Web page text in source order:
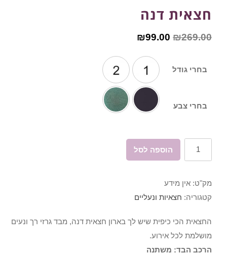
חצאית דנה
₪269.00
₪99.00
החצאית הכי כיפית שיש לך בארון חצאית דנה, מבד גרזי רך ונעים
מושלמת לכל אירוע.
הרכב הבד: משתנה
בחרי גודל
בחרי צבע
כמות
של
דנה
הוספה לסל
מק"ט: אין מידע
קטגוריה: חצאיות ונעליים